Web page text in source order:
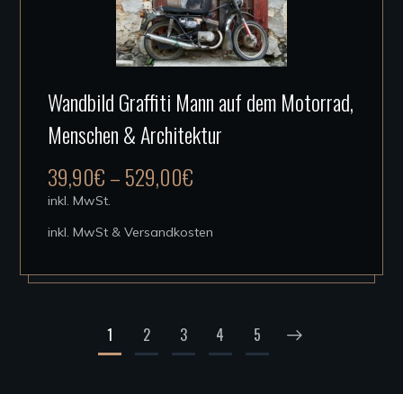
Produkt
weist
Die
der
Wandbild Graffiti Mann auf dem Motorrad,
Menschen & Architektur
39,90€–529,00€
inkl. MwSt.
inkl. MwSt & Versandkosten
1 2 3 4 5